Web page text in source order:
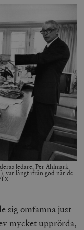
ledare, Per Ahlmark
var långt ifrån god när de
sig omfamna just
mycket upprörda,